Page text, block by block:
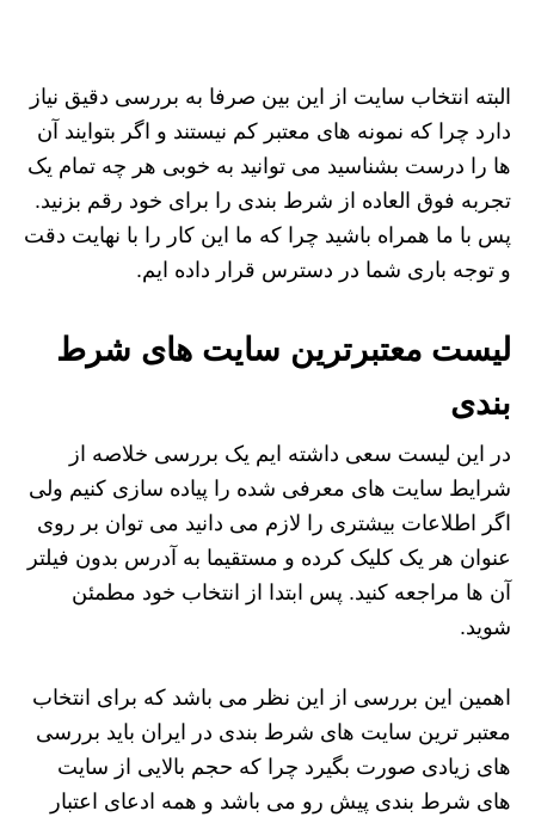
البته انتخاب سایت از این بین صرفا به بررسی دقیق نیاز
دارد چرا که نمونه های معتبر کم نیستند و اگر بتوایند آن
ها را درست بشناسید می توانید به خوبی هر چه تمام یک
تجربه فوق العاده از شرط بندی را برای خود رقم بزنید.
پس با ما همراه باشید چرا که ما این کار را با نهایت دقت
و توجه باری شما در دسترس قرار داده ایم.
لیست معتبرترین سایت های شرط
بندی
در این لیست سعی داشته ایم یک بررسی خلاصه از
شرایط سایت های معرفی شده را پیاده سازی کنیم ولی
اگر اطلاعات بیشتری را لازم می دانید می توان بر روی
عنوان هر یک کلیک کرده و مستقیما به آدرس بدون فیلتر
آن ها مراجعه کنید. پس ابتدا از انتخاب خود مطمئن
شوید.
اهمین این بررسی از این نظر می باشد که برای انتخاب
معتبر ترین سایت های شرط بندی در ایران باید بررسی
های زیادی صورت بگیرد چرا که حجم بالایی از سایت
های شرط بندی پیش رو می باشد و همه ادعای اعتبار